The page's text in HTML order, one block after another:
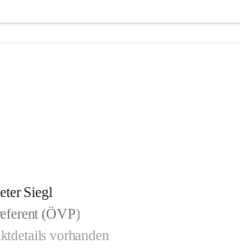
Siegl
(ÖVP)
vorhanden